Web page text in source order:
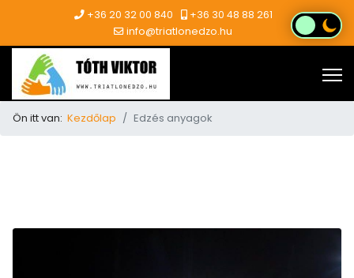
+36 20 32 00 840
+36 30 48 88 261
info@triatlonedzo.hu
Ön itt van: Kezdőlap Edzés anyagok